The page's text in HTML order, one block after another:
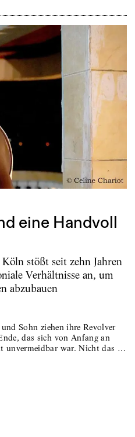
eine Handvoll
stößt seit zehn Jahren
Verhältnisse an, um
abzubauen
Sohn ziehen ihre Revolver
das sich von Anfang an
unvermeidbar war. Nicht das …